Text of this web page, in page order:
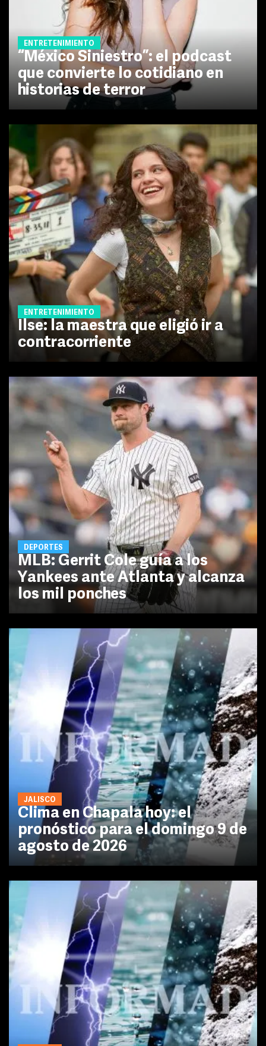
ENTRETENIMIENTO
“México Siniestro”: el podcast
que convierte lo cotidiano en
historias de terror
ENTRETENIMIENTO
Ilse: la maestra que eligió ir a
contracorriente
DEPORTES
MLB: Gerrit Cole guía a los
Yankees ante Atlanta y alcanza
los mil ponches
JALISCO
Clima en Chapala hoy: el
pronóstico para el domingo 9 de
agosto de 2026